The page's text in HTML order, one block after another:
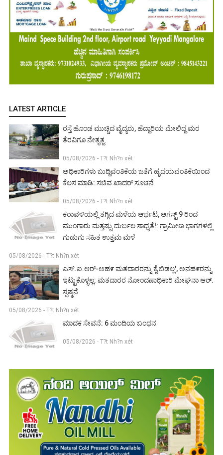
LATEST ARTICLE
ರಸ್ತೆ ಹೊಂಡ ಮುಚ್ಚಿದ ವೈದ್ಯರು, ಹೆದ್ದಾರಿಯ ಮೇಲಿದ್ದ ಮರ
ತೆರವಿಗೂ ನೇತೃತ್ವ
05/08/2026 - T?t Nh?n xét
ಅಧಿಕಾರಿಗಳು ಬುದ್ದಿವಂತಿಕೆಯ ಜತೆಗೆ ಹೃದಯವಂತಿಕೆಯಿಂದ
ಕೆಲಸ ಮಾಡಿ: ಸಚಿವ ಖಾದರ್ ಸೂಚನೆ
05/08/2026 - T?t Nh?n xét
ಕರಾವಳಿಯಲ್ಲಿ ತಗ್ಗಿದ ಮಳೆಯ ಆರ್ಭಟ, ಆಗಸ್ಟ್ 9 ರಿಂದ
ಮುಂಗಾರು ಮತ್ತಷ್ಟು ದುರ್ಬಲ ಸಾಧ್ಯತೆ!: ಗ್ರಾಮೀಣ ಭಾಗಗಳಲ್ಲಿ
ಗುಡುಗು ಸಹಿತ ಉತ್ತಮ ಮಳೆ
05/08/2026 - T?t Nh?n xét
ಎಸ್.ಐ.ಆರ್-ಅಹ೯ ಮತದಾರರನ್ನು ಕೈ ಬಿಡಲ್ಲ', ಅನಹ೯ರನ್ನು
ಇಟ್ಟುಕೊಳ್ಳಲ್ಲ: ಮತದಾರರ ನೋಂದಣಾಧಿಕಾರಿ ಮೇಘನಾ ಆರ್.
ಸ್ಪಷ್ಠನೆ
05/08/2026 - T?t Nh?n xét
ಮಾದಕ ಸೇವನೆ: 6 ಮಂದಿಯ ಬಂಧನ
05/08/2026 - T?t Nh?n xét